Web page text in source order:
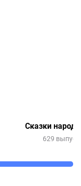
Сказки
629